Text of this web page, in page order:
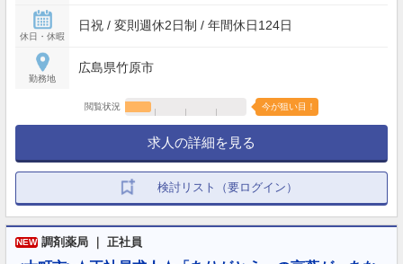
休日・休暇
日祝 / 変則週休2日制 / 年間休日124日
勤務地
広島県竹原市
閲覧状況 今が狙い目！
求人の詳細を見る
検討リスト（要ログイン）
NEW 調剤薬局 ｜ 正社員